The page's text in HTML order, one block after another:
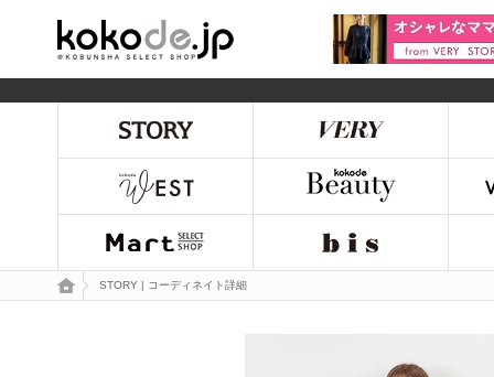
トップページ
STORY | コーディネイト詳細